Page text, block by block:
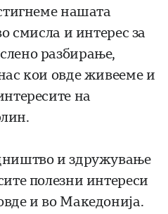
нашата
смисла и интерес за
разбирање,
кои овде живееме и
на
и здружување
полезни интереси
и во Македонија.